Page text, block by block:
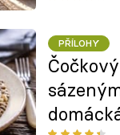
PŘÍLOHY